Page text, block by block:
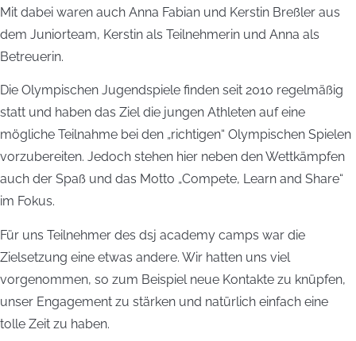
Mit dabei waren auch Anna Fabian und Kerstin Breßler aus
dem Juniorteam, Kerstin als Teilnehmerin und Anna als
Betreuerin.
Die Olympischen Jugendspiele finden seit 2010 regelmäßig
statt und haben das Ziel die jungen Athleten auf eine
mögliche Teilnahme bei den „richtigen“ Olympischen Spielen
vorzubereiten. Jedoch stehen hier neben den Wettkämpfen
auch der Spaß und das Motto „Compete, Learn and Share“
im Fokus.
Für uns Teilnehmer des dsj academy camps war die
Zielsetzung eine etwas andere. Wir hatten uns viel
vorgenommen, so zum Beispiel neue Kontakte zu knüpfen,
unser Engagement zu stärken und natürlich einfach eine
tolle Zeit zu haben.